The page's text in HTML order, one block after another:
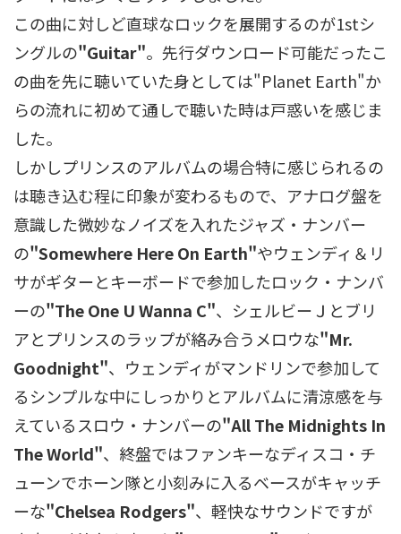
この曲に対しど直球なロックを展開するのが1stシ
ングルの"Guitar"。先行ダウンロード可能だったこ
の曲を先に聴いていた身としては"Planet Earth"か
らの流れに初めて通しで聴いた時は戸惑いを感じま
した。
しかしプリンスのアルバムの場合特に感じられるの
は聴き込む程に印象が変わるもので、アナログ盤を
意識した微妙なノイズを入れたジャズ・ナンバー
の"Somewhere Here On Earth"やウェンディ＆リ
サがギターとキーボードで参加したロック・ナンバ
ーの"The One U Wanna C"、シェルビーＪとブリ
アとプリンスのラップが絡み合うメロウな"Mr.
Goodnight"、ウェンディがマンドリンで参加して
るシンプルな中にしっかりとアルバムに清涼感を与
えているスロウ・ナンバーの"All The Midnights In
The World"、終盤ではファンキーなディスコ・チ
ューンでホーン隊と小刻みに入るベースがキャッチ
ーな"Chelsea Rodgers"、軽快なサウンドですが